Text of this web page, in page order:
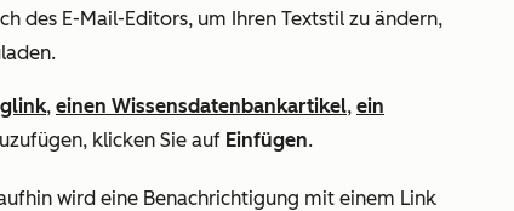
des E-Mail-Editors, um Ihren Textstil zu ändern,
, einen Wissensdatenbankartikel, ein
klicken Sie auf Einfügen.
wird eine Benachrichtigung mit einem Link